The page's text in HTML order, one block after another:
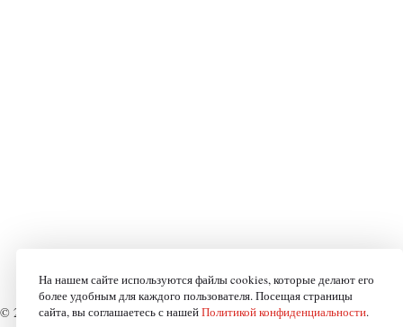
© 2008-2026 «Модница» Мы в соцсетях: Создание сайта
На нашем сайте используются файлы cookies, которые делают его
более удобным для каждого пользователя. Посещая страницы
сайта, вы соглашаетесь с нашейПолитикой конфиденциальности.